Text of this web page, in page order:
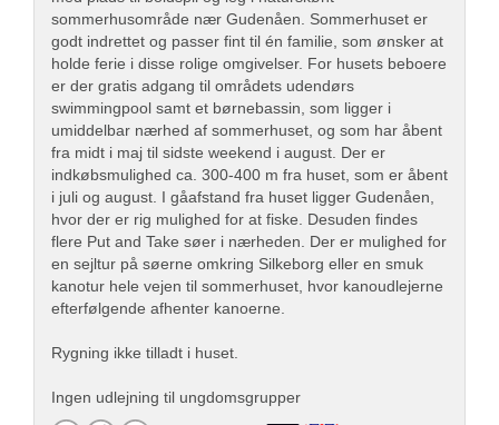
sommerhusområde nær Gudenåen. Sommerhuset er
godt indrettet og passer fint til én familie, som ønsker at
holde ferie i disse rolige omgivelser. For husets beboere
er der gratis adgang til områdets udendørs
swimmingpool samt et børnebassin, som ligger i
umiddelbar nærhed af sommerhuset, og som har åbent
fra midt i maj til sidste weekend i august. Der er
indkøbsmulighed ca. 300-400 m fra huset, som er åbent
i juli og august. I gåafstand fra huset ligger Gudenåen,
hvor der er rig mulighed for at fiske. Desuden findes
flere Put and Take søer i nærheden. Der er mulighed for
en sejltur på søerne omkring Silkeborg eller en smuk
kanotur hele vejen til sommerhuset, hvor kanoudlejerne
efterfølgende afhenter kanoerne.
Rygning ikke tilladt i huset.
Ingen udlejning til ungdomsgrupper